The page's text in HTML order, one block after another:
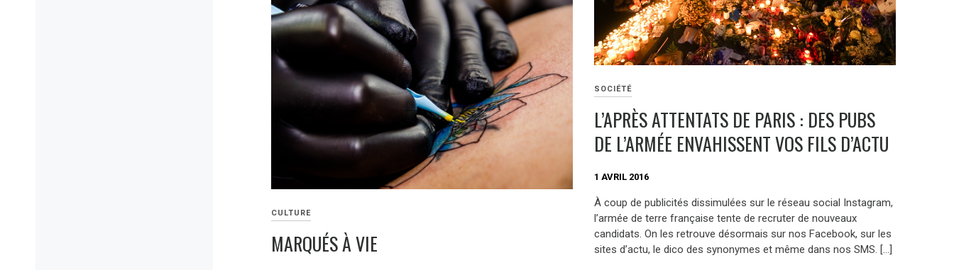
SOCIÉTÉ
L’APRÈS ATTENTATS DE PARIS : DES PUBS
DE L’ARMÉE ENVAHISSENT VOS FILS D’ACTU
1 AVRIL 2016
À coup de publicités dissimulées sur le réseau social Instagram,
l’armée de terre française tente de recruter de nouveaux
candidats. On les retrouve désormais sur nos Facebook, sur les
sites d’actu, le dico des synonymes et même dans nos SMS. […]
CULTURE
MARQUÉS À VIE